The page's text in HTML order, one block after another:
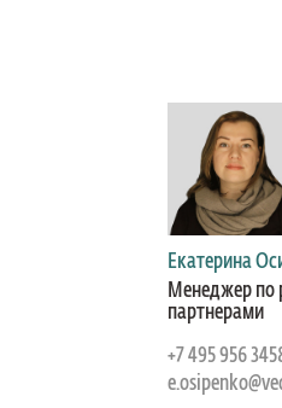
Екатерина
Менеджер по
партнерами
+7 495 956